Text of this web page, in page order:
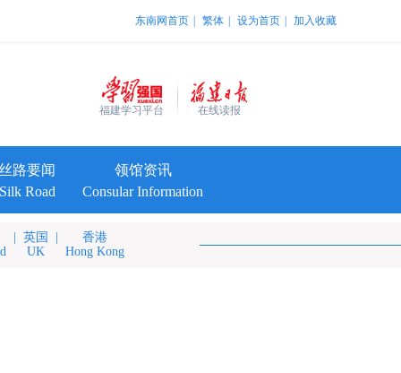
东南网首页 繁体 设为首页 加入收藏
在线读报
福建学习平台
路要闻
Road
领馆资讯
Consular Information
英国
UK
香港
Hong Kong